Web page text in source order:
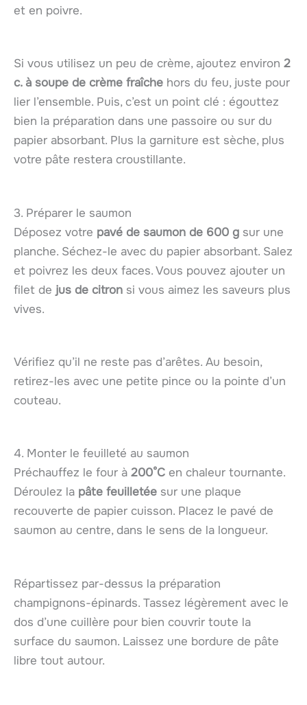
et en poivre.
Si vous utilisez un peu de crème, ajoutez environ 2
c. à soupe de crème fraîche hors du feu, juste pour
lier l’ensemble. Puis, c’est un point clé : égouttez
bien la préparation dans une passoire ou sur du
papier absorbant. Plus la garniture est sèche, plus
votre pâte restera croustillante.
3. Préparer le saumon
Déposez votre pavé de saumon de 600 g sur une
planche. Séchez-le avec du papier absorbant. Salez
et poivrez les deux faces. Vous pouvez ajouter un
filet de jus de citron si vous aimez les saveurs plus
vives.
Vérifiez qu’il ne reste pas d’arêtes. Au besoin,
retirez-les avec une petite pince ou la pointe d’un
couteau.
4. Monter le feuilleté au saumon
Préchauffez le four à 200°C en chaleur tournante.
Déroulez la pâte feuilletée sur une plaque
recouverte de papier cuisson. Placez le pavé de
saumon au centre, dans le sens de la longueur.
Répartissez par-dessus la préparation
champignons-épinards. Tassez légèrement avec le
dos d’une cuillère pour bien couvrir toute la
surface du saumon. Laissez une bordure de pâte
libre tout autour.